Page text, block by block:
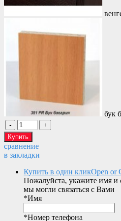
бук
сравнение
в закладки
Купить в один кликOpen or
Пожалуйста, укажите имя и
мы могли связаться с Вами
*Имя
*Номер телефона